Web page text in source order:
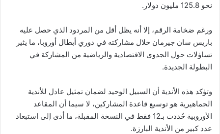
نحو 125.8 مليون دولار.
ورغم ضخامة الرقم، إلا أنه يظل أقل من المردود الذي حصل عليه
باريس سان جيرمان خلال مشاركته في دوري أبطال أوروبا، ما يثير
تساؤلات حول الجدوى الاقتصادية والرياضية من المشاركة في
البطولة الجديدة.
وتؤكد هذه الأندية أن السبيل الوحيد لضمان تمثيل عادل للأندية
الجماهيرية هو توسيع قاعدة المشاركين، لا سيما أن المقاعد
الأوروبية حُددت بـ12 فقط في النسخة المقبلة، ما أدى إلى استبعاد
عدد كبير من الأندية البارزة.